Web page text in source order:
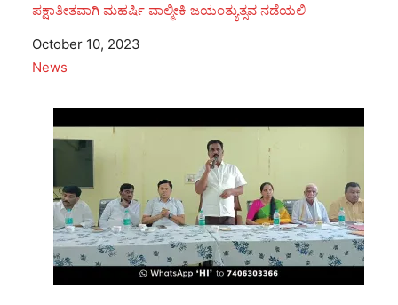
ಪಕ್ಷಾತೀತವಾಗಿ ಮಹರ್ಷಿ ವಾಲ್ಮೀಕಿ ಜಯಂತ್ಯುತ್ಸವ ನಡೆಯಲಿ
Date
October 10, 2023
In relation to
News